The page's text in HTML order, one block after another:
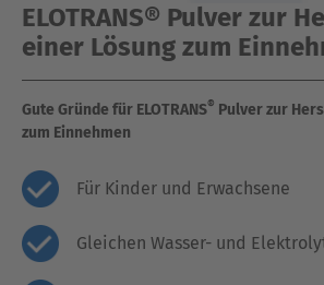
ELOTRANS® Pulver zur
einer Lösung zum
Gute Gründe für ELOTRANS® Pulver zur
zum Einnehmen
Für Kinder und Erwachsene
Gleichen Wasser- und